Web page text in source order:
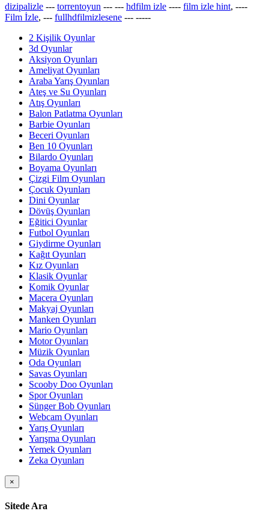
dizipalizle --- torrentoyun --- --- hdfilm izle ---- film izle hint, ----
Film İzle, --- fullhdfilmizlesene --- -----
2 Kişilik Oyunlar
3d Oyunlar
Aksiyon Oyunları
Ameliyat Oyunları
Araba Yarış Oyunları
Ateş ve Su Oyunları
Atış Oyunları
Balon Patlatma Oyunları
Barbie Oyunları
Beceri Oyunları
Ben 10 Oyunları
Bilardo Oyunları
Boyama Oyunları
Çizgi Film Oyunları
Çocuk Oyunları
Dini Oyunlar
Dövüş Oyunları
Eğitici Oyunlar
Futbol Oyunları
Giydirme Oyunları
Kağıt Oyunları
Kız Oyunları
Klasik Oyunlar
Komik Oyunlar
Macera Oyunları
Makyaj Oyunları
Manken Oyunları
Mario Oyunları
Motor Oyunları
Müzik Oyunları
Oda Oyunları
Savas Oyunları
Scooby Doo Oyunları
Spor Oyunları
Sünger Bob Oyunları
Webcam Oyunları
Yarış Oyunları
Yarışma Oyunları
Yemek Oyunları
Zeka Oyunları
×
Sitede Ara